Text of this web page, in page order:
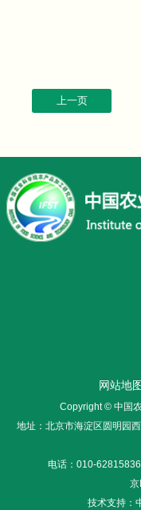
上一页
网站地图
Copyright © 中国
地址：北京市海淀区圆明园
电话：010-
技术支持：